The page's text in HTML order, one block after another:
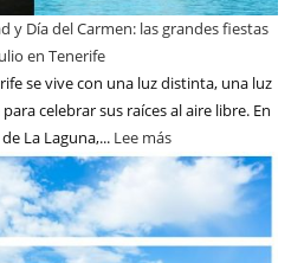
y Día del Carmen: las grandes fiestas
en Tenerife
se vive con una luz distinta, una luz
celebrar sus raíces al aire libre. En
La Laguna,... Lee más